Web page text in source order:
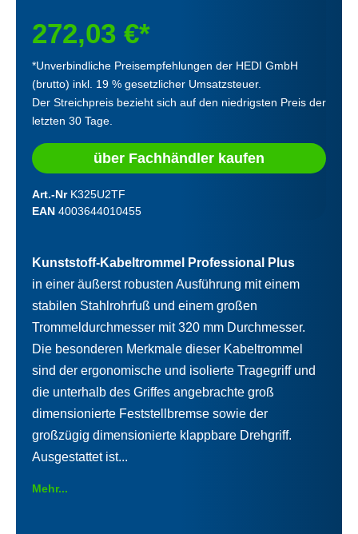
272,03 €*
*Unverbindliche Preisempfehlungen der HEDI GmbH
(brutto) inkl. 19 % gesetzlicher Umsatzsteuer.
Der Streichpreis bezieht sich auf den niedrigsten Preis der
letzten 30 Tage.
über Fachhändler kaufen
Art.-Nr K325U2TF
EAN 4003644010455
Kunststoff-Kabeltrommel Professional Plus
in einer äußerst robusten Ausführung mit einem
stabilen Stahlrohrfuß und einem großen
Trommeldurchmesser mit 320 mm Durchmesser.
Die besonderen Merkmale dieser Kabeltrommel
sind der ergonomische und isolierte Tragegriff und
die unterhalb des Griffes angebrachte groß
dimensionierte Feststellbremse sowie der
großzügig dimensionierte klappbare Drehgriff.
Ausgestattet ist...
Mehr...